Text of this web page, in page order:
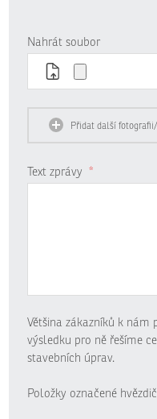
Nahrát soubor
Přidat další
Text zprávy *
Většina zákazníků k nám
výsledku pro ně řešíme
stavebních úprav.
Položky označené